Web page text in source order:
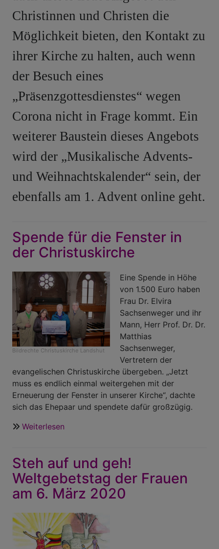
Christinnen und Christen die
Möglichkeit bieten, den Kontakt zu
ihrer Kirche zu halten, auch wenn
der Besuch eines
„Präsenzgottesdienstes“ wegen
Corona nicht in Frage kommt. Ein
weiterer Baustein dieses Angebots
wird der „Musikalische Advents-
und Weihnachtskalender“ sein, der
ebenfalls am 1. Advent online geht.
Spende für die Fenster in
der Christuskirche
Bildrechte Christuskirche Landshut
Eine Spende in Höhe
von 1.500 Euro haben
Frau Dr. Elvira
Sachsenweger und ihr
Mann, Herr Prof. Dr. Dr.
Matthias
Sachsenweger,
Vertretern der
evangelischen Christuskirche übergeben. „Jetzt
muss es endlich einmal weitergehen mit der
Erneuerung der Fenster in unserer Kirche“, dachte
sich das Ehepaar und spendete dafür großzügig.
Weiterlesen
die
Fenster
in
der
Steh auf und geh!
Weltgebetstag der Frauen
am 6. März 2020